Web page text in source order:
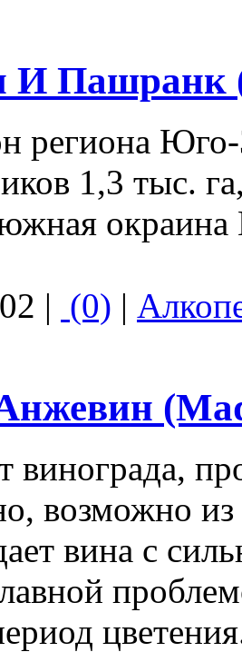
И Пашранк
региона
1,3 тыс.
окраина
| (0) |
винограда,
возможно
вина с